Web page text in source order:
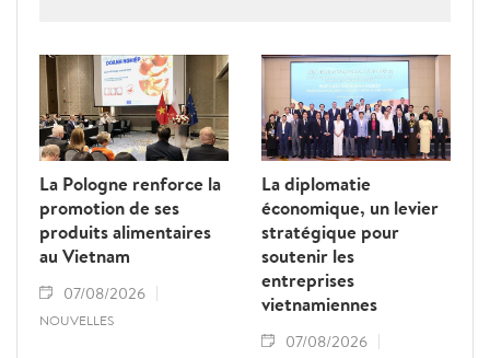
La Pologne renforce la
promotion de ses
produits alimentaires
au Vietnam
07/08/2026
NOUVELLES
La diplomatie
économique, un levier
stratégique pour
soutenir les
entreprises
vietnamiennes
07/08/2026